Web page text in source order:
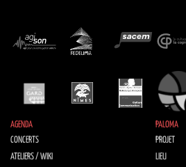
AGENDA
CONCERTS
ATELIERS / WIKI
PALOMA
PROJET
LIEU